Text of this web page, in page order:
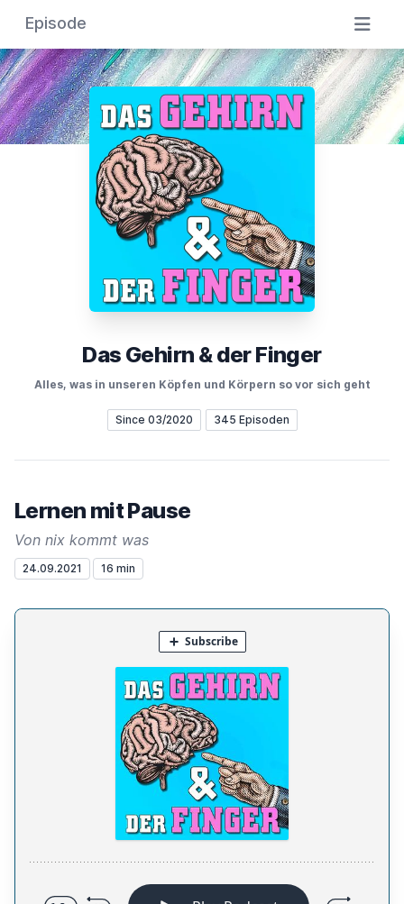
Episode
Das Gehirn & der Finger
Alles, was in unseren Köpfen und Körpern so vor sich geht
Since 03/2020 345 Episoden
Lernen mit Pause
Von nix kommt was
24.09.2021 16 min